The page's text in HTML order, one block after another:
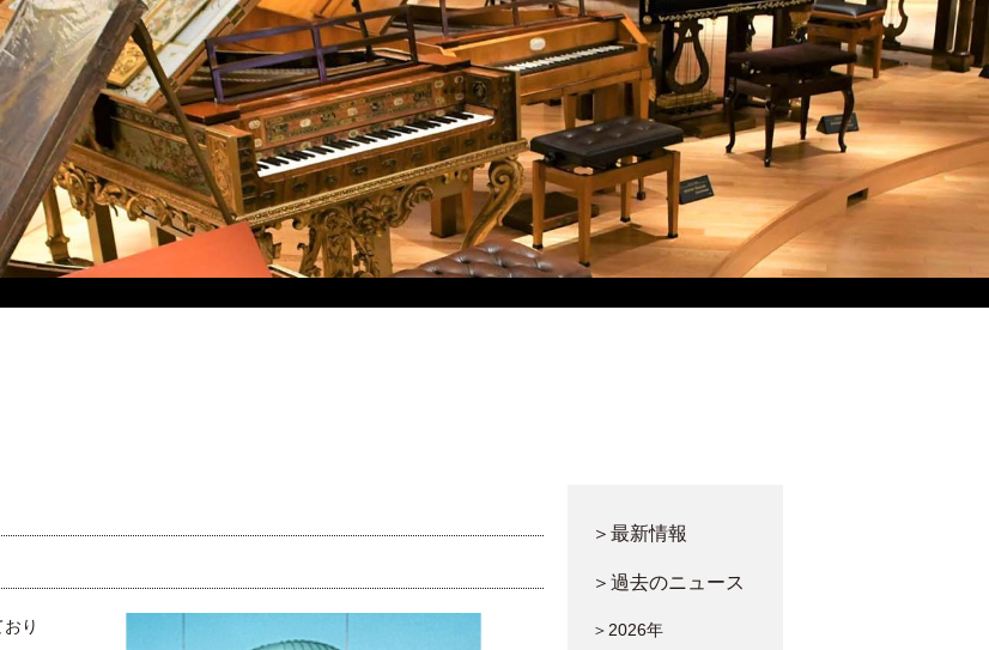
り
＞最新情報
＞過去のニュース
＞2026年